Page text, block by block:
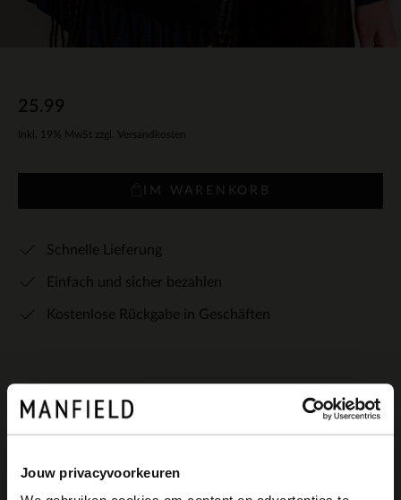
Jouw privacyvoorkeuren
25.99
Inkl. 19% MwSt zzgl. Versandkosten
IM WARENKORB
Schnelle Lieferung
Einfach und sicher bezahlen
Kostenlose Rückgabe in Geschäften